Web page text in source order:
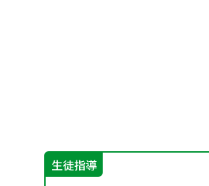
生徒指導